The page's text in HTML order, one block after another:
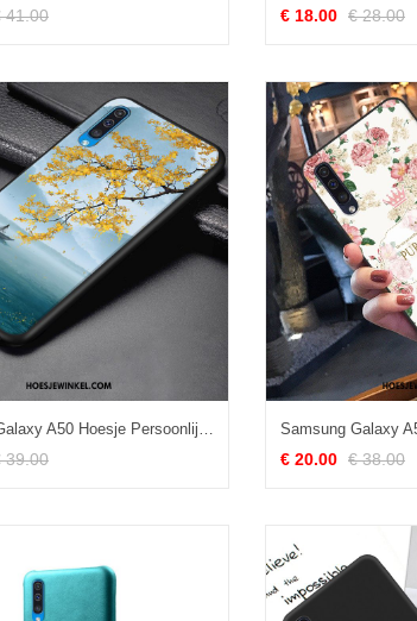
41.00 € 18.00 € 28.00
Samsung Galaxy A50 Hoesje Persoonlijk Blauw Spotprent, Samsung Galaxy A50 Hoesje Hoes All Inclusive
39.00 € 20.00 € 38.00